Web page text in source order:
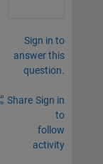
Sign in to
answer this
question.
Share Sign in
to
follow
activity